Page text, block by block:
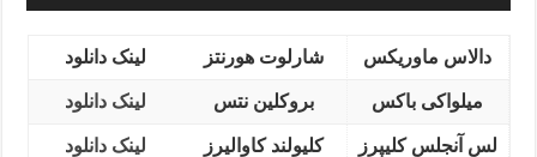
دالاس ماوریکس شارلوت هورنتز لینک دانلود
میلواکی باکس بروکلین نتس لینک دانلود
لس آنجلس کلیپرز کلیولند کاوالیرز لینک دانلود